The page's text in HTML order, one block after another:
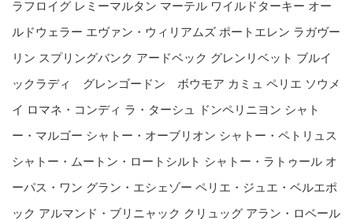
ラフロイグ レミーマルタン マーテル ワイルドターキー オー
ルドウェラー エヴァン・ウィリアムズ ポートエレン ラガヴー
リン スプリングバンク アードベック グレンリベット ブルイ
ックラディ グレンゴードン ボウモア カミュ ペリエ ソウメ
イ ロマネ・コンディ ラ・ターシュ ドンペリニヨン シャト
ー・マルゴー シャトー・オーブリオン シャトー・ペトリュス
シャトー・ムートン・ロートシルト シャトー・ラトゥール オ
ーパス・ワン グラン・エシェゾー ペリエ・ジュエ・ベルエポ
ック アルマンド・ブリニャック クリュッグ アラン・ロベール